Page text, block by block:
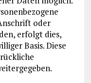
oder
erfolgt dies,
Basis. Diese